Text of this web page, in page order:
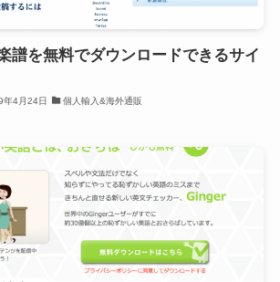
譜を無料でダウンロードできるサイ
年4月24日 個人輸入&海外通販